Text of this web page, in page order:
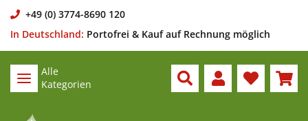
+49 (0) 3774-8690 120
In Deutschland: Portofrei & Kauf auf Rechnung möglich
Alle
Kategorien